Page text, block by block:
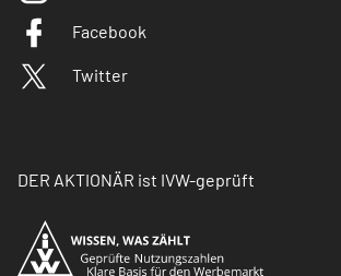
Facebook
Twitter
DER AKTIONÄR ist IVW-geprüft